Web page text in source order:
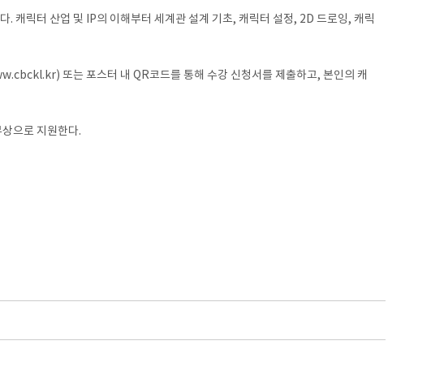
캐릭터 산업 및 IP의 이해부터 세계관 설계 기초, 캐릭터 설정, 2D 드로잉, 캐릭
또는 포스터 내 QR코드를 통해 수강 신청서를 제출하고, 본인의 캐
으로 지원한다.